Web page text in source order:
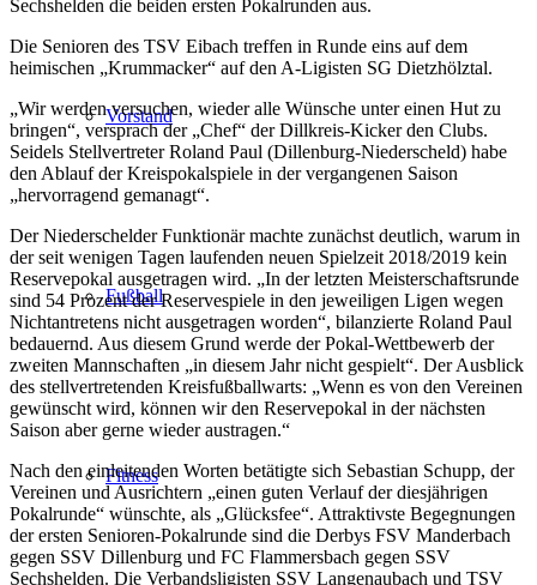
Vorstand
Fußball
Fitness
Sechshelden die beiden ersten Pokalrunden aus.
Die Senioren des TSV Eibach treffen in Runde eins auf dem
heimischen „Krummacker“ auf den A-Ligisten SG Dietzhölztal.
„Wir werden versuchen, wieder alle Wünsche unter einen Hut zu
bringen“, versprach der „Chef“ der Dillkreis-Kicker den Clubs.
Seidels Stellvertreter Roland Paul (Dillenburg-Niederscheld) habe
den Ablauf der Kreispokalspiele in der vergangenen Saison
„hervorragend gemanagt“.
Der Niederschelder Funktionär machte zunächst deutlich, warum in
der seit wenigen Tagen laufenden neuen Spielzeit 2018/2019 kein
Reservepokal ausgetragen wird. „In der letzten Meisterschaftsrunde
sind 54 Prozent der Reservespiele in den jeweiligen Ligen wegen
Nichtantretens nicht ausgetragen worden“, bilanzierte Roland Paul
bedauernd. Aus diesem Grund werde der Pokal-Wettbewerb der
zweiten Mannschaften „in diesem Jahr nicht gespielt“. Der Ausblick
des stellvertretenden Kreisfußballwarts: „Wenn es von den Vereinen
gewünscht wird, können wir den Reservepokal in der nächsten
Saison aber gerne wieder austragen.“
Nach den einleitenden Worten betätigte sich Sebastian Schupp, der
Vereinen und Ausrichtern „einen guten Verlauf der diesjährigen
Pokalrunde“ wünschte, als „Glücksfee“. Attraktivste Begegnungen
der ersten Senioren-Pokalrunde sind die Derbys FSV Manderbach
gegen SSV Dillenburg und FC Flammersbach gegen SSV
Sechshelden. Die Verbandsligisten SSV Langenaubach und TSV